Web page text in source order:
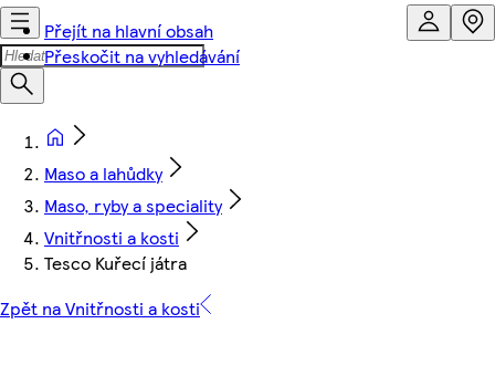
Přejít na hlavní obsah
Přeskočit na vyhledávání
Maso a lahůdky
Maso, ryby a speciality
Vnitřnosti a kosti
Tesco Kuřecí játra
Zpět na Vnitřnosti a kosti